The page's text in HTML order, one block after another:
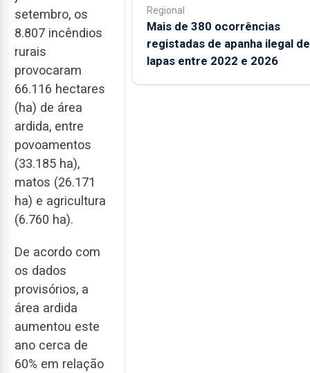
setembro, os
8.807 incêndios
rurais
provocaram
66.116 hectares
(ha) de área
ardida, entre
povoamentos
(33.185 ha),
matos (26.171
ha) e agricultura
(6.760 ha).
De acordo com
os dados
provisórios, a
área ardida
aumentou este
ano cerca de
60% em relação
Regional
Mais de 380 ocorrências
registadas de apanha ilegal de
lapas entre 2022 e 2026